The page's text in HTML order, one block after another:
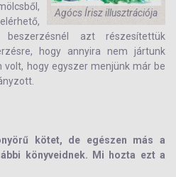
Agócs Írisz illusztrációja
azt részesítettük
hogy annyira nem jártunk
volt, hogy egyszer menjünk már be
kötet, de egészen más a
könyveidnek. Mi hozta ezt a